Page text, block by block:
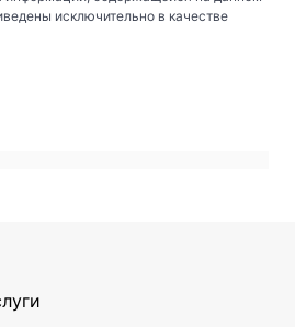
исключительно в качестве